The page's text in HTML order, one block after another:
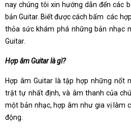
nay chúng tôi xin hướng dẫn đến các
bản Guitar. Biết được cách bấm các
thỏa sức khám phá những bản nhạc
Guitar.
Hợp âm Guitar là gì?
Hợp âm Guitar là tập hợp những nốt
trật tự nhất định, và âm thanh của
một bản nhạc, hợp âm như gia vị làm
động.